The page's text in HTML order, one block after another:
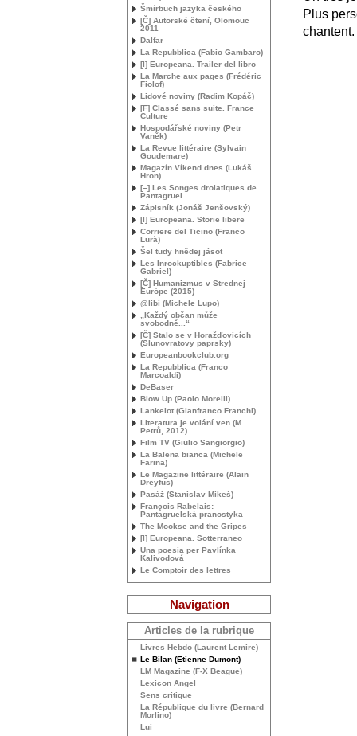
Plus
chantent.
Šmírbuch jazyka českého
[Č] Autorské čtení, Olomouc
2011
Dalfar
La Repubblica (Fabio Gambaro)
[I] Europeana. Trailer del libro
La Marche aux pages (Frédéric
Fiolof)
Lidové noviny (Radim Kopáč)
[F] Classé sans suite. France
Culture
Hospodářské noviny (Petr
Vaněk)
La Revue littéraire (Sylvain
Goudemare)
Magazín Víkend dnes (Lukáš
Hron)
[–] Les Songes drolatiques de
Pantagruel
Zápisník (Jonáš Jenšovský)
[I] Europeana. Storie libere
Corriere del Ticino (Franco
Lurà)
Šel tudy hnědej jásot
Les Inrockuptibles (Fabrice
Gabriel)
[Č] Humanizmus v Strednej
Európe (2015)
@libi (Michele Lupo)
„Každý občan může
svobodně...“
[Č] Stalo se v Horažďovicích
(Slunovratovy paprsky)
Europeanbookclub.org
La Repubblica (Franco
Marcoaldi)
DeBaser
Blow Up (Paolo Morelli)
Lankelot (Gianfranco Franchi)
Literatura je volání ven (M.
Petrů, 2012)
Film TV (Giulio Sangiorgio)
La Balena bianca (Michele
Farina)
Le Magazine littéraire (Alain
Dreyfus)
Pasáž (Stanislav Mikeš)
François Rabelais:
Pantagruelská pranostyka
The Mookse and the Gripes
[I] Europeana. Sotterraneo
Una poesia per Pavlínka
Kalivodová
Le Comptoir des lettres
Navigation
Articles de la rubrique
Livres Hebdo (Laurent Lemire)
Le Bilan (Etienne Dumont)
LM Magazine (F-X Beague)
Lexicon Angel
Sens critique
La République du livre (Bernard
Morlino)
Lui